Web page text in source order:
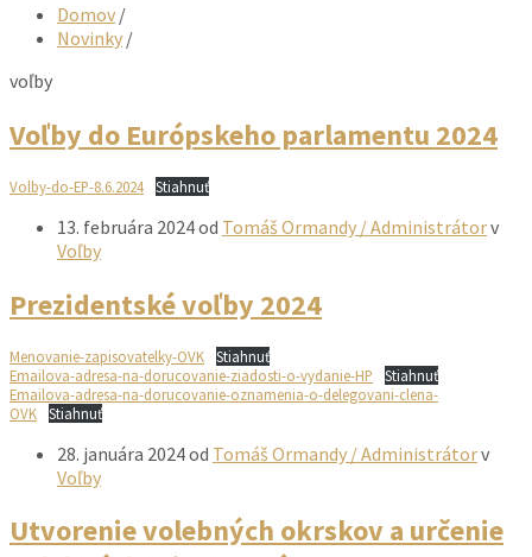
Domov /
Novinky /
voľby
Voľby do Európskeho parlamentu 2024
Volby-do-EP-8.6.2024 Stiahnuť
13. februára 2024od Tomáš Ormandy / Administrátorv
Voľby
Prezidentské voľby 2024
Menovanie-zapisovatelky-OVK
Stiahnuť
Emailova-adresa-na-dorucovanie-ziadosti-o-vydanie-HP
Stiahnuť
Emailova-adresa-na-dorucovanie-oznamenia-o-delegovani-clena-
OVK
Stiahnuť
28. januára 2024od Tomáš Ormandy / Administrátorv
Voľby
Utvorenie volebných okrskov a určenie